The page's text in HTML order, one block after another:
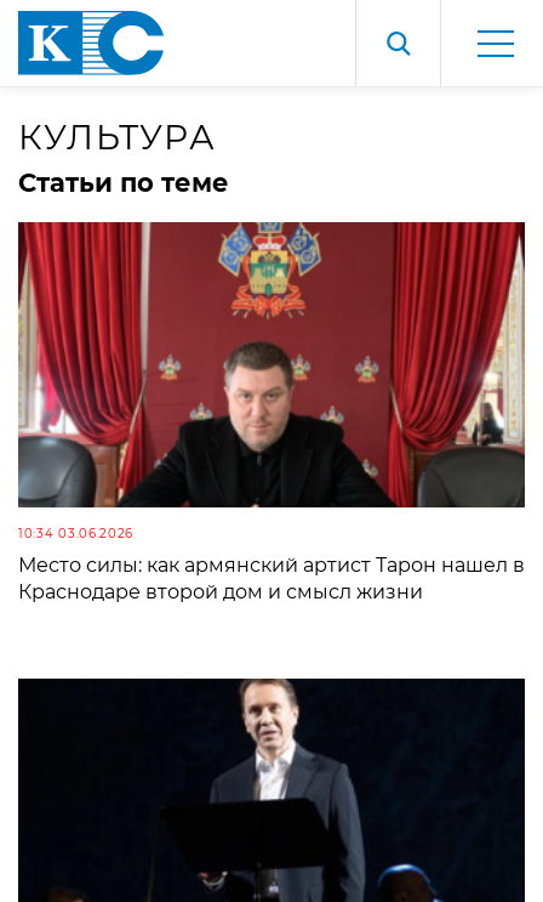
КУЛЬТУРА
Статьи по теме
10:34 03.06.2026
Место силы: как армянский артист Тарон нашел в
Краснодаре второй дом и смысл жизни